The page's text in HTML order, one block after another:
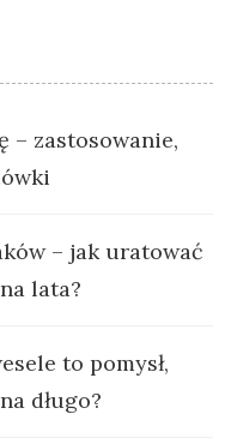
– zastosowanie,
– jak uratować
lata?
to pomysł,
długo?